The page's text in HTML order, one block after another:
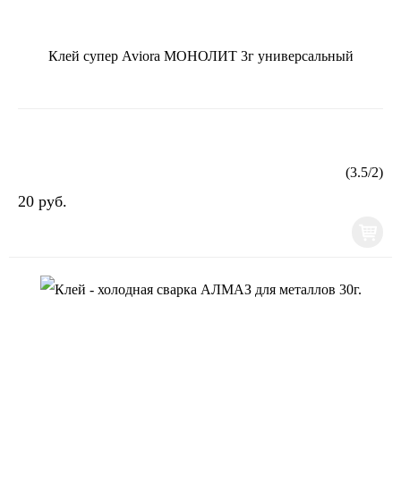
Клей супер Aviora МОНОЛИТ 3г универсальный
(3.5/2)
20 руб.